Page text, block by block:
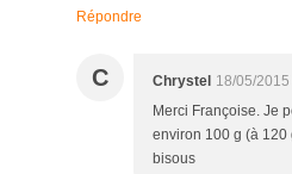
Répondre
C Chrystel 18/05/
Merci Françoise. Je
environ 100 g (à 120
bisous